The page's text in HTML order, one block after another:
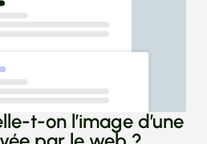
t-on l’image d’une